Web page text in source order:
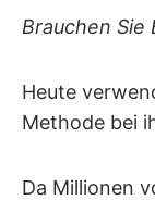
Brauchen Sie
Heute
Methode bei
Da Millionen